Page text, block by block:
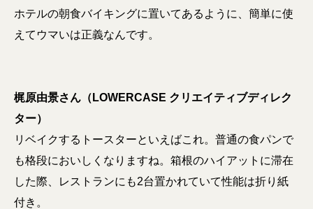
ホテルの朝食バイキングに置いてあるように、簡単に使
えてウマいは正義なんです。
梶原由景さん（LOWERCASE クリエイティブディレク
ター）
リベイクするトースターといえばこれ。普通の食パンで
も格段においしくなりますね。箱根のハイアットに滞在
した際、レストランにも2台置かれていて性能は折り紙
付き。